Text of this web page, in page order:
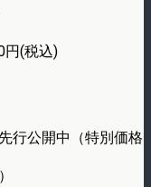
(税込)
行公開中（特別価格